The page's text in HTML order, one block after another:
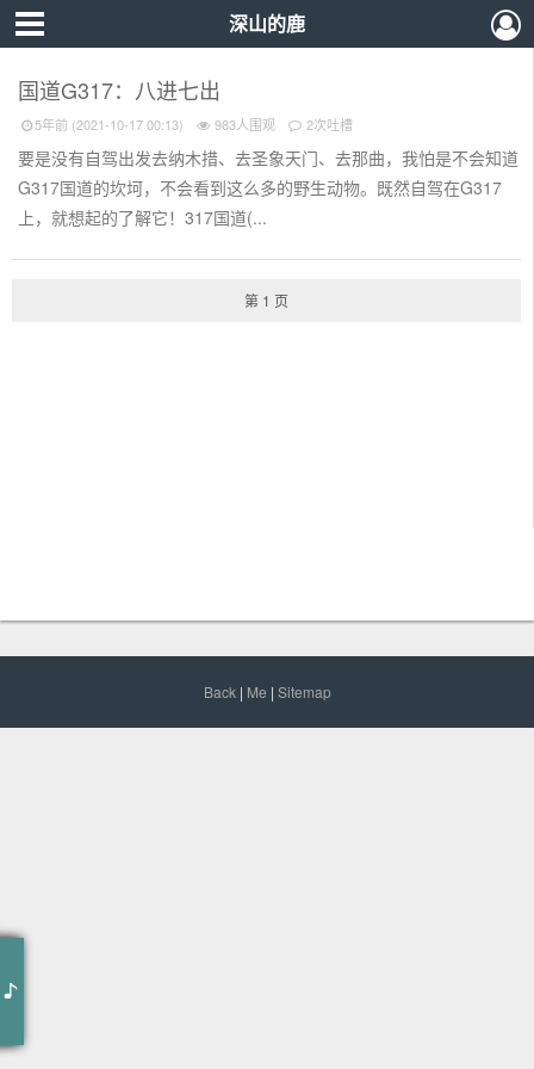
深山的鹿
国道G317：八进七出
5年前 (2021-10-17 00:13) 983人围观 2次吐槽
要是没有自驾出发去纳木措、去圣象天门、去那曲，我怕是不会知道
G317国道的坎坷，不会看到这么多的野生动物。既然自驾在G317
上，就想起的了解它！317国道(...
第 1 页
Back| Me | Sitemap